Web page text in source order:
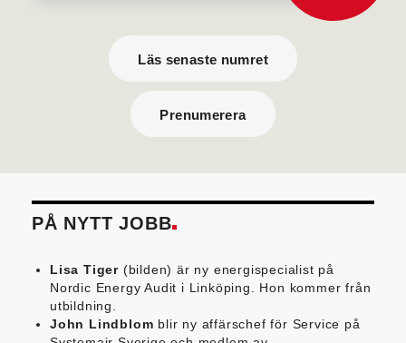
Läs senaste numret
Prenumerera
PÅ NYTT JOBB
Lisa Tiger (bilden) är ny energispecialist på
Nordic Energy Audit i Linköping. Hon kommer från
utbildning.
John Lindblom blir ny affärschef för Service på